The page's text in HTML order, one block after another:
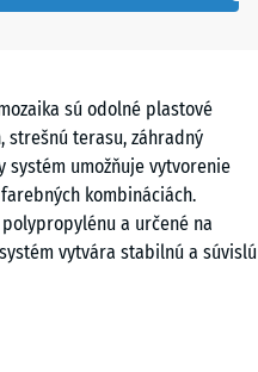
sú odolné plastové
strešnú terasu, záhradný
systém umožňuje vytvorenie
kombináciách.
a určené na
vytvára stabilnú a súvislú
otvorenou